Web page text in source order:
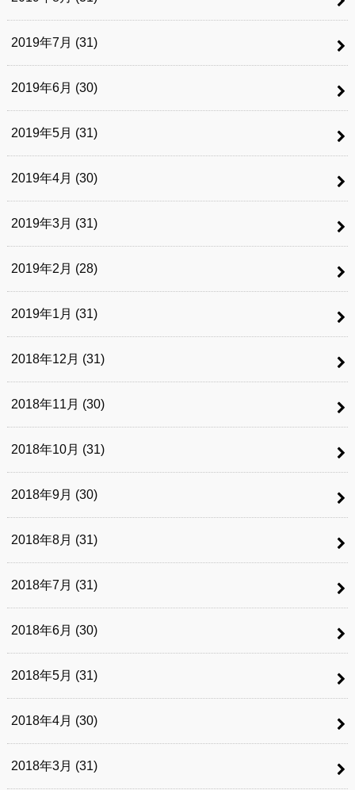
2019年7月 (31)
2019年6月 (30)
2019年5月 (31)
2019年4月 (30)
2019年3月 (31)
2019年2月 (28)
2019年1月 (31)
2018年12月 (31)
2018年11月 (30)
2018年10月 (31)
2018年9月 (30)
2018年8月 (31)
2018年7月 (31)
2018年6月 (30)
2018年5月 (31)
2018年4月 (30)
2018年3月 (31)